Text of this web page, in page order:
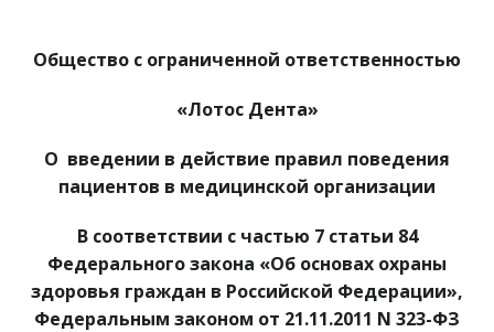
Общество с ограниченной ответственностью
«Лотос Дента»
О введении в действие правил поведения
пациентов в медицинской организации
В соответствии с частью 7 статьи 84
Федерального закона «Об основах охраны
здоровья граждан в Российской Федерации»,
Федеральным законом от 21.11.2011 N 323-ФЗ